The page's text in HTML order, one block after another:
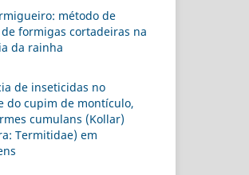
método de
formigas cortadeiras na
da rainha
de inseticidas no
do cupim de montículo,
cumulans (Kollar)
Termitidae) em